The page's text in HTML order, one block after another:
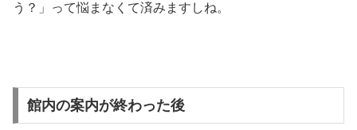
う？」って悩まなくて済みますしね。
館内の案内が終わった後